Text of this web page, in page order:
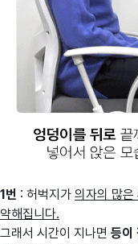
1번 : 허벅지가 의자의 많은
약해집니다.
그래서 시간이 지나면 등이